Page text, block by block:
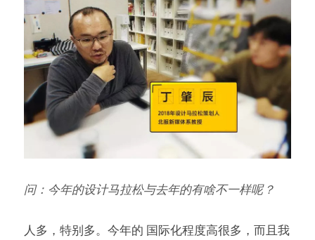
问：今年的设计马拉松与去年的有啥不一样呢？
人多，特别多。今年的 国际化程度高很多，而且我